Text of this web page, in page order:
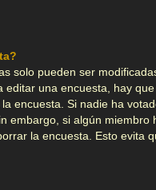
solo pueden ser
editar una encuesta, hay
encuesta. Si nadie ha
embargo, si algún miembro
la encuesta. Esto evita